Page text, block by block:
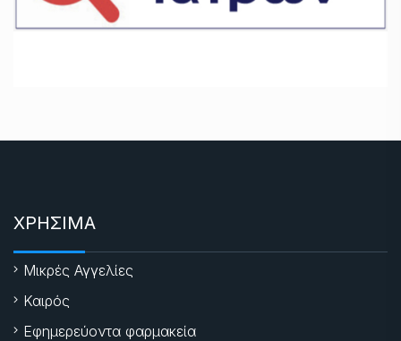
ΧΡΗΣΙΜΑ
Μικρές Αγγελίες
Καιρός
Εφημερεύοντα φαρμακεία